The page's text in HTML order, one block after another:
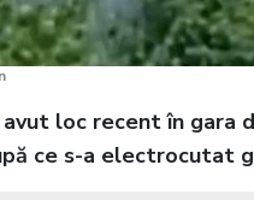
loc recent în gara
ce s-a electrocutat